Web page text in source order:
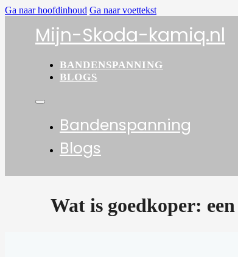
Ga naar hoofdinhoud Ga naar voettekst
Mijn-Skoda-kamiq.nl
BANDENSPANNING
BLOGS
Bandenspanning
Blogs
Wat is goedkoper: